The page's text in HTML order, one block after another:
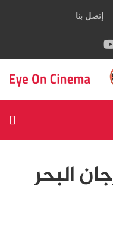
إتصل بنا
البحر